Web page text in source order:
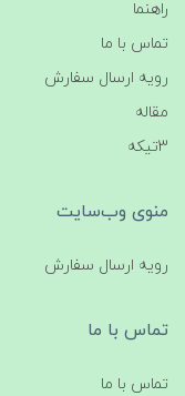
راهنما
تماس با ما
رویه ارسال سفارش
مقاله
3تیکه
منوی وب‌سایت
رویه ارسال سفارش
تماس با ما
تماس با ما